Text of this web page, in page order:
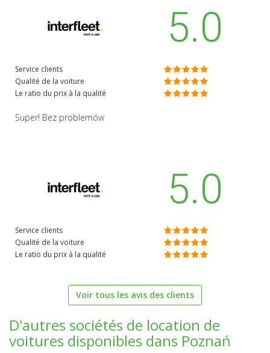
5.0
Service clients
Qualité de la voiture
Le ratio du prix à la qualité
Super! Bez problemów
5.0
Service clients
Qualité de la voiture
Le ratio du prix à la qualité
Voir tous les avis des clients
D'autres sociétés de location de
voitures disponibles dans Poznań